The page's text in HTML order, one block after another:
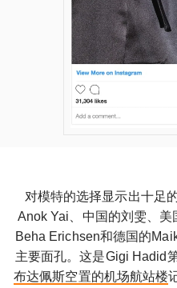
对模特的选择显示出十足
Anok Yai、中国的刘雯、
Beha Erichsen和德国的
主要面孔。这是Gigi Hadid
布达佩斯空置的机场航站楼